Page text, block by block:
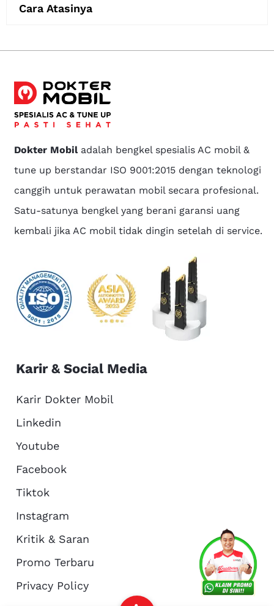
About Us
Cara Atasinya
Dokter Mobiladalah bengkel spesialis AC mobil &
tune up berstandar ISO 9001:2015 dengan teknologi
canggih untuk perawatan mobil secara profesional.
Satu-satunya bengkel yang berani garansi uang
kembali jika AC mobil tidak dingin setelah di service.
Karir & Social Media
Karir Dokter Mobil
Linkedin
Youtube
Facebook
Tiktok
Instagram
Kritik & Saran
Promo Terbaru
Privacy Policy